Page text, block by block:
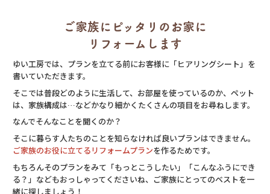
ご家族にピッタリのお家に
リフォームします
ゆい工房では、プランを立てる前にお客様に「ヒアリングシート」を
書いていただきます。
そこでは普段どのように生活して、お部屋を使っているのか、ペット
は、家族構成は…などかなり細かくたくさんの項目をお尋ねします。
なんでそんなことを聞くのか？
そこに暮らす人たちのことを知らなければ良いプランはできません。
ご家族のお役に立てるリフォームプランを作るためです。
もちろんそのプランをみて「もっとこうしたい」「こんなふうにでき
る？」などもおっしゃってくださいね、ご家族にとってのベストを一
緒に探しましょう！